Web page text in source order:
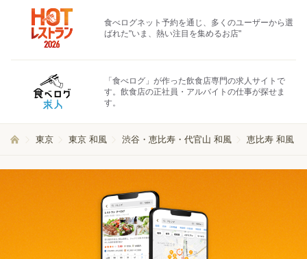
食べログネット予約を通じ、多くのユーザーから選
ばれた"いま、熱い注目を集めるお店"
「食べログ」が作った飲食店専門の求人サイトで
す。飲食店の正社員・アルバイトの仕事が探せま
す。
東京 東京 和風 渋谷・恵比寿・代官山 和風 恵比寿 和風